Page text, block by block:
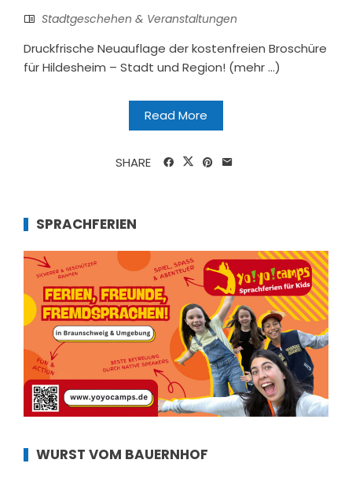
Stadtgeschehen & Veranstaltungen
Druckfrische Neuauflage der kostenfreien Broschüre
für Hildesheim – Stadt und Region! (mehr …)
Read More
SHARE
SPRACHFERIEN
WURST VOM BAUERNHOF